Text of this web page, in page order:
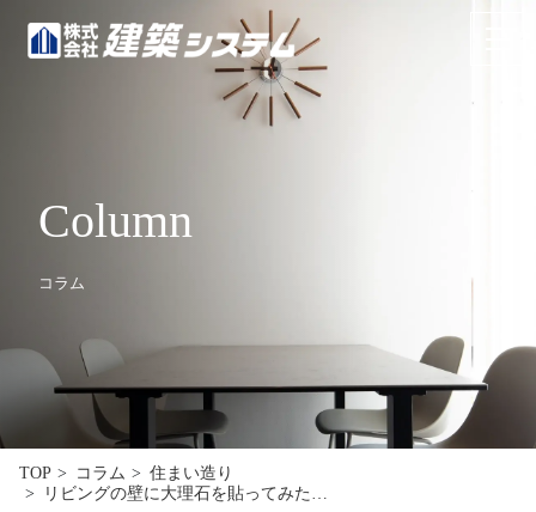
Column
コラム
TOP コラム
住まい造り
リビングの壁に大理石を貼ってみた…
商品ラインナップ
施工事例
お客様の声